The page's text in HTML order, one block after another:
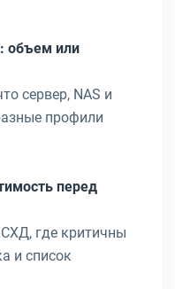
объем или
сервер, NAS и
профили
перед
где критичны
и список